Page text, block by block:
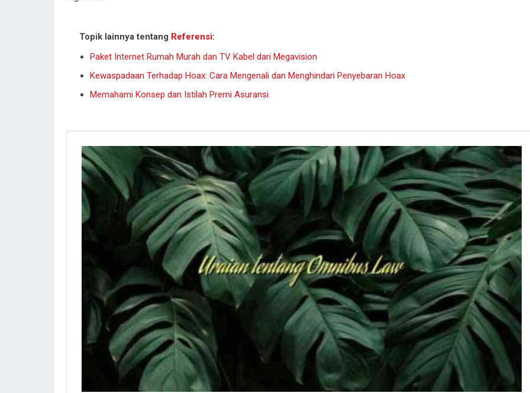
Topik lainnya tentang Referensi:
Paket Internet Rumah Murah dan TV Kabel dari Megavision
Kewaspadaan Terhadap Hoax: Cara Mengenali dan Menghindari Penyebaran Hoax
Memahami Konsep dan Istilah Premi Asuransi